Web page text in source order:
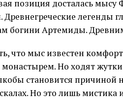
позиция досталась
Древнегреческие легенды
богини Артемиды.
что мыс известен
монастырем. Но ходят
становится причиной
Но это лишь мистика